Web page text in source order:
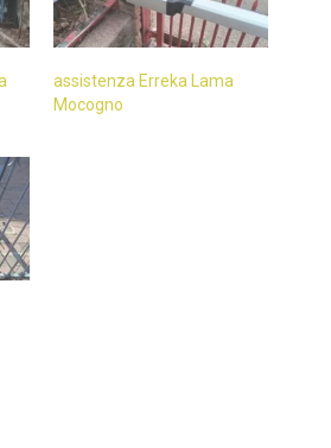
assistenza Erreka Lama
Mocogno